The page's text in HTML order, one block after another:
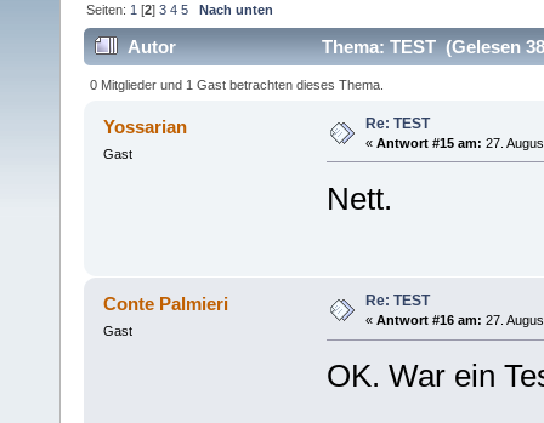
Seiten: 1 [2]3 4 5 Nach unten
Autor Thema: TEST (Gelesen
0 Mitglieder und 1 Gast betrachten dieses Thema.
Yossarian
Gast
Re: TEST
« Antwort #15 am: 27.
Nett.
Conte Palmieri
Gast
Re: TEST
« Antwort #16 am: 27.
OK. War ein